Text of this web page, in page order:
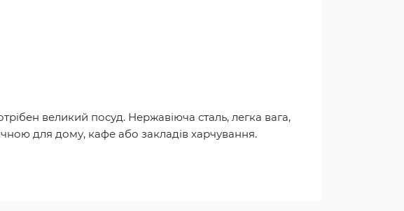
великий посуд. Нержавіюча сталь, легка вага,
для дому, кафе або закладів харчування.